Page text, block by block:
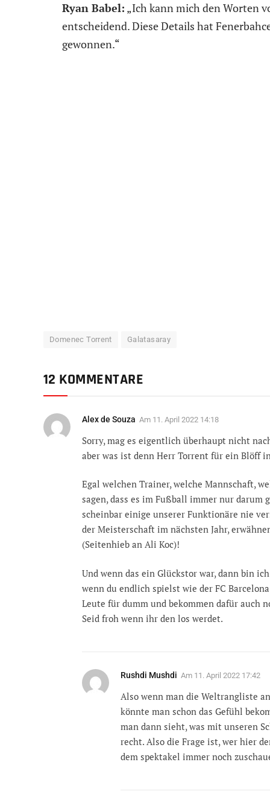
Ryan Babel: „Ich kann mich den Worten
entscheidend. Diese Details hat
gewonnen.“
Domenec Torrent Galatasaray
12 KOMMENTARE
Alex de Souza Am 11. April 2022 14:18
Sorry, mag es eigentlich überhaupt nicht
aber was ist denn Herr Torrent für ein Blöff
Egal welchen Trainer, welche Mannschaft,
sagen, dass es im Fußball immer nur darum
scheinbar einige unserer Funktionäre nie
der Meisterschaft im nächsten Jahr,
(Seitenhieb an Ali Koc)!
Und wenn das ein Glückstor war, dann bin
wenn du endlich spielst wie der FC
Leute für dumm und bekommen dafür auch
Seid froh wenn ihr den los werdet.
Rushdi Mushdi Am 11. April 2022 17:42
Also wenn man die Weltrangliste
könnte man schon das Gefühl
man dann sieht, was mit unseren
recht. Also die Frage ist, wer hier
dem spektakel immer noch